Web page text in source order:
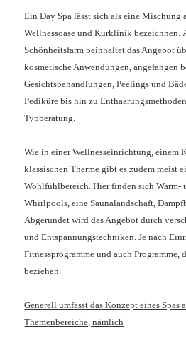
Ein Day Spa lässt sich als eine Mischung
Wellnessoase und Kurklinik bezeichnen.
Schönheitsfarm beinhaltet das Angebot
kosmetische Anwendungen, angefangen
Gesichtsbehandlungen, Peelings und
Pediküre bis hin zu
Typberatung.
Wie in einer Wellnesseinrichtung, einem
klassischen Therme gibt es zudem meist
Wohlfühlbereich. Hier finden sich Warm-
Whirlpools, eine Saunalandschaft,
Abgerundet wird das Angebot durch
und Entspannungstechniken. Je nach
Fitnessprogramme und auch Programme,
beziehen.
Generell umfasst das Konzept eines Spas
Themenbereiche, nämlich